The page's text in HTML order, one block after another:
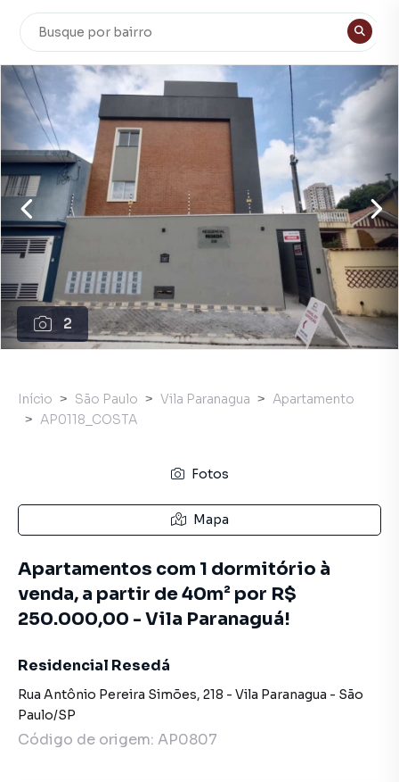
2
Início São Paulo Vila Paranagua
Apartamento
AP0118_COSTA
Fotos
Mapa
Apartamentos com 1 dormitório à
venda, a partir de 40m² por R$
250.000,00 - Vila Paranaguá!
Residencial Resedá
Rua Antônio Pereira Simões, 218 - Vila Paranagua - São
Paulo/SP
Código de origem: AP0807